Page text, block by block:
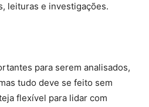
leituras e investigações.
para serem analisados,
tudo deve se feito sem
flexível para lidar com